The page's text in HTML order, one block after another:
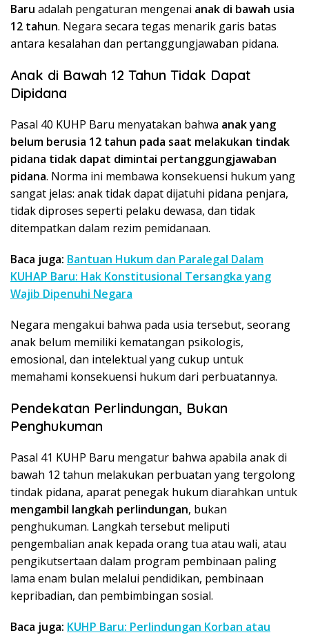
Baru adalah pengaturan mengenai anak di bawah usia
12 tahun. Negara secara tegas menarik garis batas
antara kesalahan dan pertanggungjawaban pidana.
Anak di Bawah 12 Tahun Tidak Dapat
Dipidana
Pasal 40 KUHP Baru menyatakan bahwa anak yang
belum berusia 12 tahun pada saat melakukan tindak
pidana tidak dapat dimintai pertanggungjawaban
pidana. Norma ini membawa konsekuensi hukum yang
sangat jelas: anak tidak dapat dijatuhi pidana penjara,
tidak diproses seperti pelaku dewasa, dan tidak
ditempatkan dalam rezim pemidanaan.
Baca juga: Bantuan Hukum dan Paralegal Dalam
KUHAP Baru: Hak Konstitusional Tersangka yang
Wajib Dipenuhi Negara
Negara mengakui bahwa pada usia tersebut, seorang
anak belum memiliki kematangan psikologis,
emosional, dan intelektual yang cukup untuk
memahami konsekuensi hukum dari perbuatannya.
Pendekatan Perlindungan, Bukan
Penghukuman
Pasal 41 KUHP Baru mengatur bahwa apabila anak di
bawah 12 tahun melakukan perbuatan yang tergolong
tindak pidana, aparat penegak hukum diarahkan untuk
mengambil langkah perlindungan, bukan
penghukuman. Langkah tersebut meliputi
pengembalian anak kepada orang tua atau wali, atau
pengikutsertaan dalam program pembinaan paling
lama enam bulan melalui pendidikan, pembinaan
kepribadian, dan pembimbingan sosial.
Baca juga: KUHP Baru: Perlindungan Korban atau